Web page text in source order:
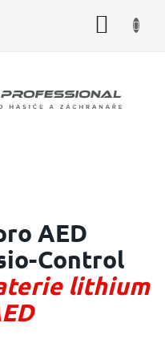
AED
Control
lithium